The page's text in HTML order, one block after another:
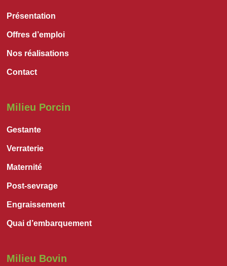
Présentation
Offres d’emploi
Nos réalisations
Contact
Milieu Porcin
Gestante
Verraterie
Maternité
Post-sevrage
Engraissement
Quai d’embarquement
Milieu Bovin